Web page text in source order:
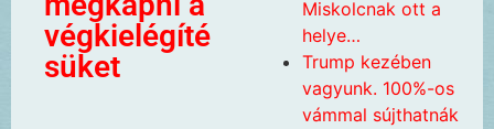
végkielégíté
süket
Miskolcnak ott a
helye…
Trump kezében
vagyunk. 100%-os
vámmal sújthatnák